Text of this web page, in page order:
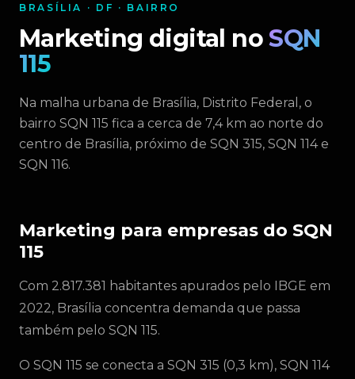
BRASÍLIA · DF · BAIRRO
Marketing digital noSQN
115
Na malha urbana de Brasília, Distrito Federal, o
bairro SQN 115 fica a cerca de 7,4 km ao norte do
centro de Brasília, próximo de SQN 315, SQN 114 e
SQN 116.
Marketing para empresas do SQN
115
Com 2.817.381 habitantes apurados pelo IBGE em
2022, Brasília concentra demanda que passa
também pelo SQN 115.
O SQN 115 se conecta a SQN 315 (0,3 km), SQN 114